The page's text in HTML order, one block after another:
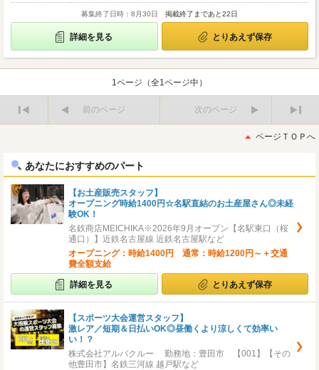
募集終了日時：8月30日 掲載終了まであと22日
詳細を見る とりあえず保存
1ページ（全1ページ中）
前のページ
次のページ
後
ページＴＯＰへ
あなたにおすすめのパート
【お土産販売スタッフ】
オープニング時給1400円☆名駅直結のお土産屋さん◎未経
験OK！
名鉄商店MEICHIKA※2026年9月オープン【名駅東口（桜
通口）】近鉄名古屋線 近鉄名古屋駅など
オープニング：時給1400円 通常：時給1200円～＋交通
費全額支給
詳細を見る とりあえず保存
【スポーツ大会運営スタッフ】
激レア／短期＆日払いOK◎昼働くより涼しくて効率い
い！？
株式会社アルバクルー 勤務地：豊田市 【001】【その
他豊田市】名鉄三河線 越戸駅など